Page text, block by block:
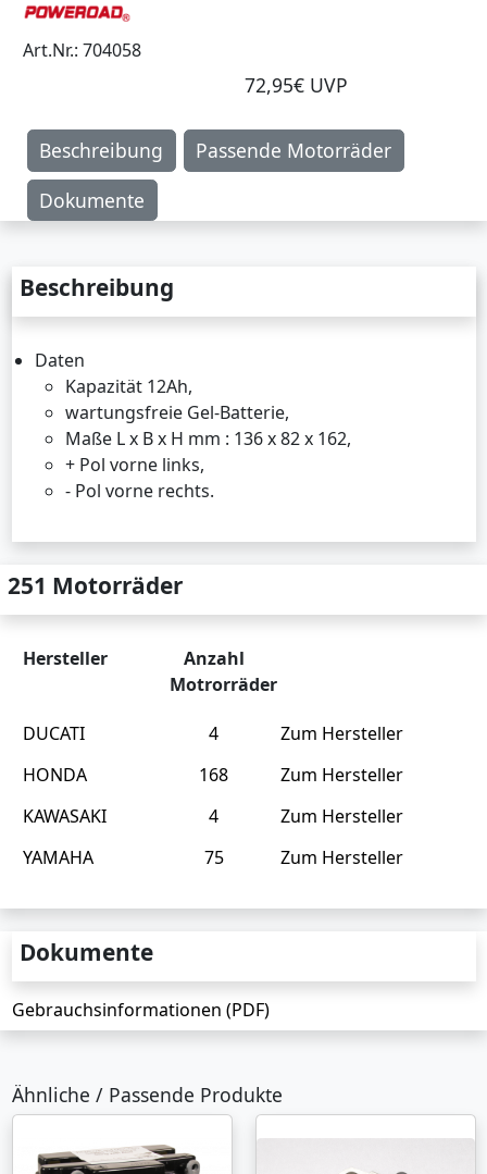
Art.Nr.: 704058
72,95€ UVP
Beschreibung
Passende Motorräder
Dokumente
Beschreibung
Daten
Kapazität 12Ah,
wartungsfreie Gel-Batterie,
Maße L x B x H mm : 136 x 82 x 162,
+ Pol vorne links,
- Pol vorne rechts.
251 Motorräder
Hersteller
Anzahl
Motrorräder
DUCATI 4
Zum Hersteller
HONDA
168
Zum Hersteller
KAWASAKI
4
Zum Hersteller
YAMAHA
75 Zum Hersteller
Dokumente
Gebrauchsinformationen (PDF)
Ähnliche / Passende Produkte